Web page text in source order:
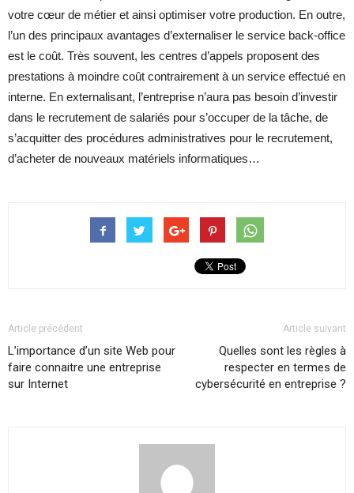
votre cœur de métier et ainsi optimiser votre production. En outre,
l’un des principaux avantages d’externaliser le service back-office
est le coût. Très souvent, les centres d’appels proposent des
prestations à moindre coût contrairement à un service effectué en
interne. En externalisant, l’entreprise n’aura pas besoin d’investir
dans le recrutement de salariés pour s’occuper de la tâche, de
s’acquitter des procédures administratives pour le recrutement,
d’acheter de nouveaux matériels informatiques…
Article précédent
L’importance d’un site Web pour
faire connaitre une entreprise
sur Internet
Article suivant
Quelles sont les règles à
respecter en termes de
cybersécurité en entreprise ?